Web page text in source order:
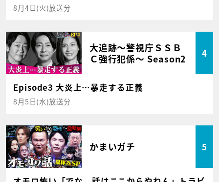
8月4日(火)放送分
大追跡～警視庁ＳＳＢ
Ｃ強行犯係～ Season2
4
Episode3 大炎上…暴走する正義
8月5日(水)放送分
かまいガチ 5